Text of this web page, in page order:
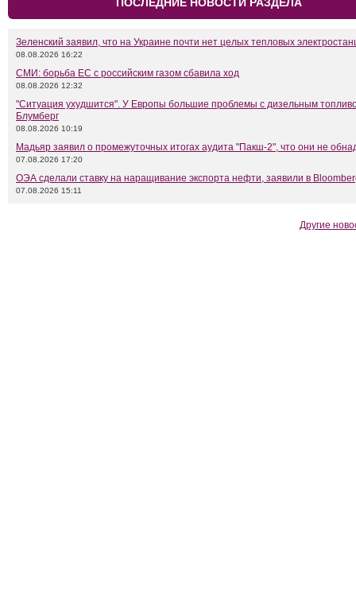
Зеленский заявил, что на Украине почти нет целых тепловых
08.08.2026 16:22
СМИ: борьба ЕС с российским газом сбавила ход
08.08.2026 12:32
"Ситуация ухудшится". У Европы большие проблемы с дизельным
Блумберг
08.08.2026 10:19
Мадьяр заявил о промежуточных итогах аудита "Пакш-2", что они не
07.08.2026 17:20
ОЭА сделали ставку на наращивание экспорта нефти, заявили в
07.08.2026 15:11
Другие